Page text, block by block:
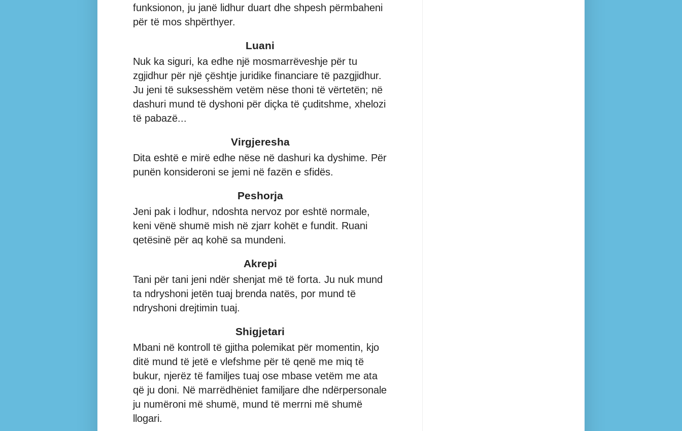
funksionon, ju janë lidhur duart dhe shpesh përmbaheni
për të mos shpërthyer.
Luani
Nuk ka siguri, ka edhe një mosmarrëveshje për tu
zgjidhur për një çështje juridike financiare të pazgjidhur.
Ju jeni të suksesshëm vetëm nëse thoni të vërtetën; në
dashuri mund të dyshoni për diçka të çuditshme, xhelozi
të pabazë...
Virgjeresha
Dita eshtë e mirë edhe nëse në dashuri ka dyshime. Për
punën konsideroni se jemi në fazën e sfidës.
Peshorja
Jeni pak i lodhur, ndoshta nervoz por eshtë normale,
keni vënë shumë mish në zjarr kohët e fundit. Ruani
qetësinë për aq kohë sa mundeni.
Akrepi
Tani për tani jeni ndër shenjat më të forta. Ju nuk mund
ta ndryshoni jetën tuaj brenda natës, por mund të
ndryshoni drejtimin tuaj.
Shigjetari
Mbani në kontroll të gjitha polemikat për momentin, kjo
ditë mund të jetë e vlefshme për të qenë me miq të
bukur, njerëz të familjes tuaj ose mbase vetëm me ata
që ju doni. Në marrëdhëniet familjare dhe ndërpersonale
ju numëroni më shumë, mund të merrni më shumë
llogari.